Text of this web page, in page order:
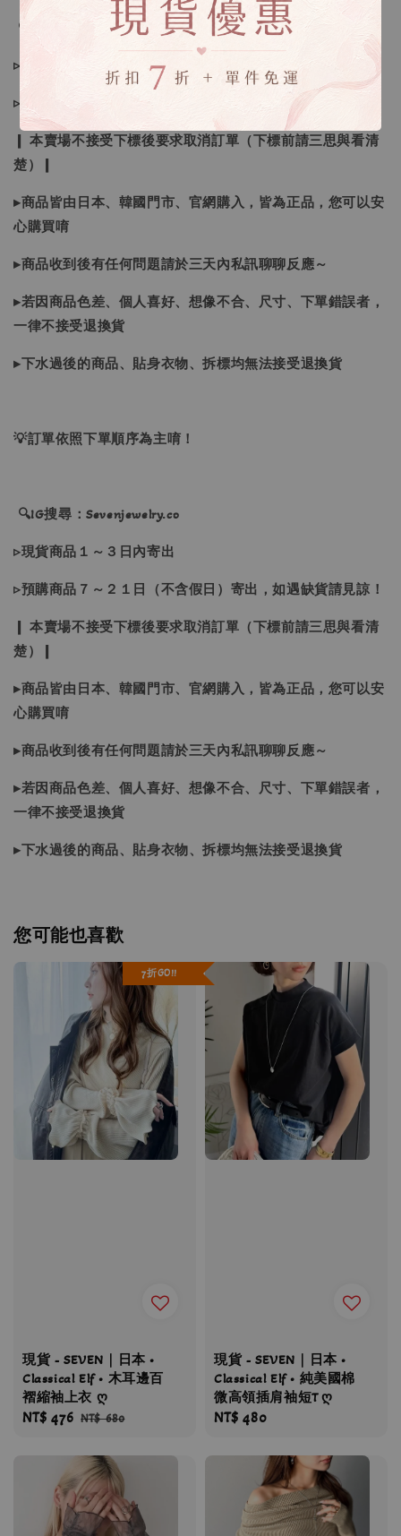
🔍IG搜尋：Sevenjewelry.co
▹現貨商品１～３日內寄出
▹預購商品７～２１日（不含假日）寄出，如遇缺貨請見諒！
❙ 本賣場不接受下標後要求取消訂單（下標前請三思與看清
楚）❙
▸商品皆由日本、韓國門市、官網購入，皆為正品，您可以安
心購買唷
▸商品收到後有任何問題請於三天內私訊聊聊反應～
▸若因商品色差、個人喜好、想像不合、尺寸、下單錯誤者，
一律不接受退換貨
▸下水過後的商品、貼身衣物、拆標均無法接受退換貨
💡訂單依照下單順序為主唷！
🔍IG搜尋：Sevenjewelry.co
▹現貨商品１～３日內寄出
▹預購商品７～２１日（不含假日）寄出，如遇缺貨請見諒！
❙ 本賣場不接受下標後要求取消訂單（下標前請三思與看清
楚）❙
▸商品皆由日本、韓國門市、官網購入，皆為正品，您可以安
心購買唷
▸商品收到後有任何問題請於三天內私訊聊聊反應～
▸若因商品色差、個人喜好、想像不合、尺寸、下單錯誤者，
一律不接受退換貨
▸下水過後的商品、貼身衣物、拆標均無法接受退換貨
您可能也喜歡
7折GO!!
現貨 - SEVEN｜日本 •
Classical Elf • 木耳邊百
褶縮袖上衣 ღ
Sale
NT$ 476 Regular
NT$ 680
現貨 - SEVEN｜日本 •
Classical Elf • 純美國棉
微高領插肩袖短T ღ
Regular
NT$ 480